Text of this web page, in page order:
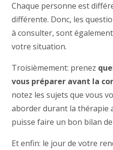
Chaque personne est
différente. Donc, les
à consulter, sont
votre situation.
Troisièmement: prenez
vous préparer avant la
notez les sujets que vous
aborder durant la thérapie
puisse faire un bon bilan
Et enfin: le jour de votre